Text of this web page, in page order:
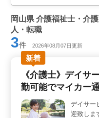
イサービス、小規模
介護老人保健施設、
害者施設、看護助手
岡山県 介護福祉士・介
人・転職
3件 2026年08月07日更新
新着
《介護士》デイサ
勤可能でマイカー
デイサー
迎致しま